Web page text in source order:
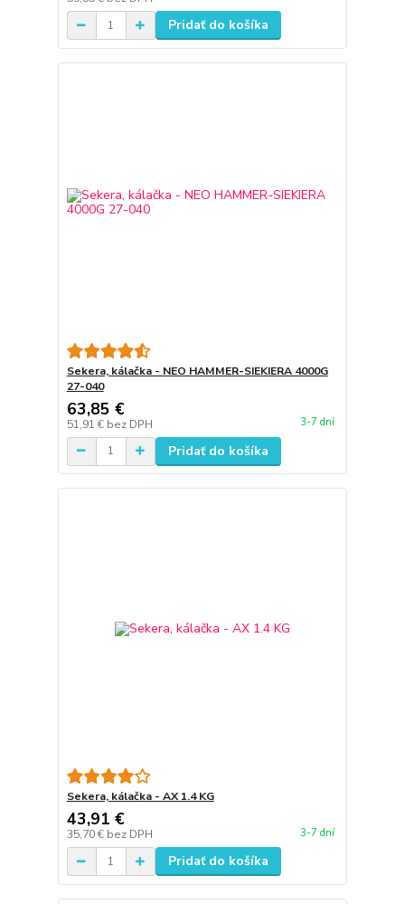
Pridať do košíka
Sekera, kálačka - NEO HAMMER-SIEKIERA 4000G
27-040
63,85 €
51,91 € bez DPH 3-7 dní
Pridať do košíka
Sekera, kálačka - AX 1.4 KG
43,91 €
35,70 € bez DPH 3-7 dní
Pridať do košíka